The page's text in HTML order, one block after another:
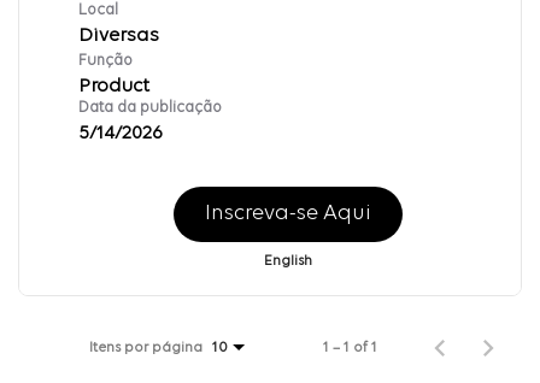
Local
Diversas
Função
Product
Data da publicação
5/14/2026
Inscreva-se Aqui
English
Itens por página 10 1 – 1 of 1